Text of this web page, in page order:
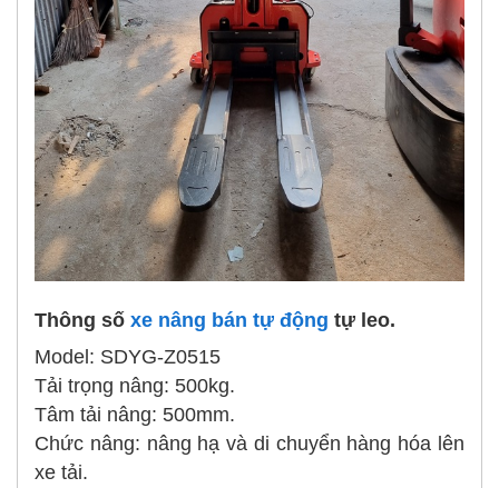
Thông số xe nâng bán tự động tự leo.
Model: SDYG-Z0515
Tải trọng nâng: 500kg.
Tâm tải nâng: 500mm.
Chức nâng: nâng hạ và di chuyển hàng hóa lên
xe tải.